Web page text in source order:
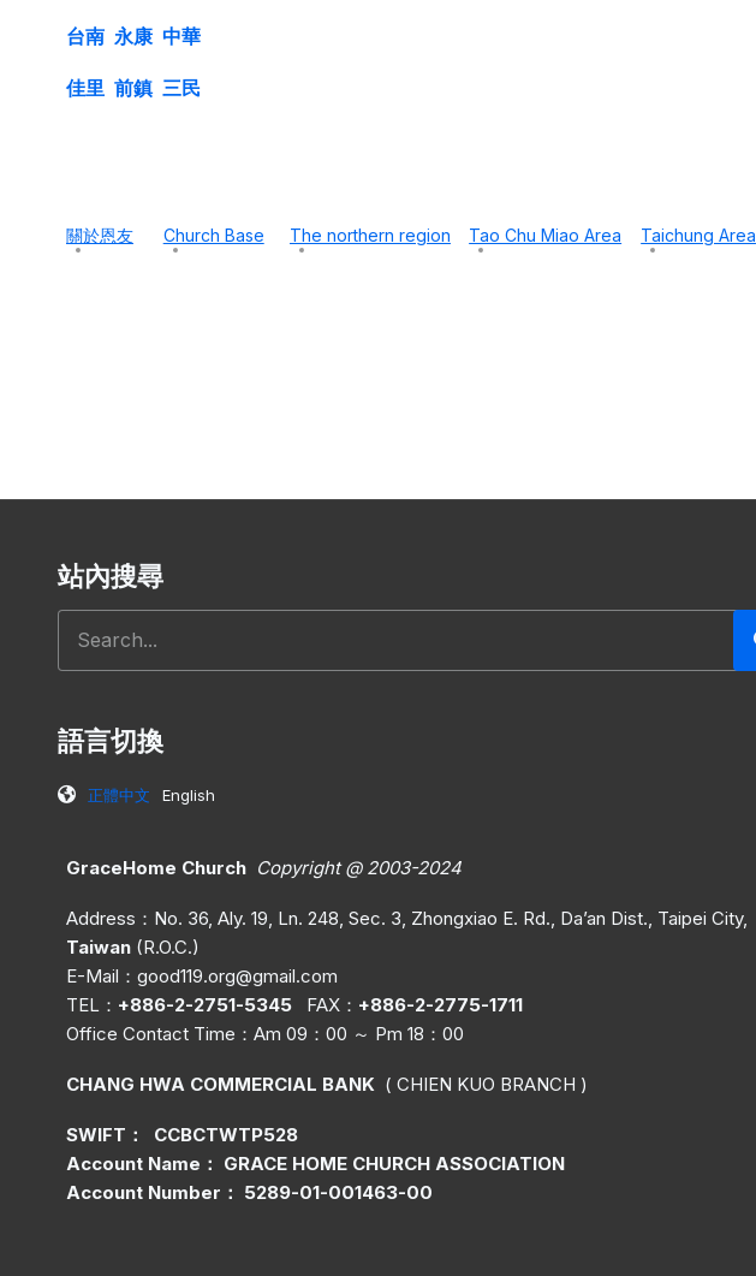
台南 永康 中華
佳里 前鎮 三民
關於恩友 Church Base The northern region Tao Chu Miao Area Taichung Area
站內搜尋
語言切換
正體中文 English
GraceHome Church Copyright @ 2003-2024
Address：No. 36, Aly. 19, Ln. 248, Sec. 3, Zhongxiao E. Rd., Da’an Dist., Taipei City,
Taiwan (R.O.C.)
E-Mail： good119.org@gmail.com
TEL： +886-2-2751-5345 FAX： +886-2-2775-1711
Office Contact Time ：Am 09：00 ～ Pm 18：00
CHANG HWA COMMERCIAL BANK ( CHIEN KUO BRANCH )
SWIFT： CCBCTWTP528
Account Name： GRACE HOME CHURCH ASSOCIATION
Account Number： 5289-01-001463-00